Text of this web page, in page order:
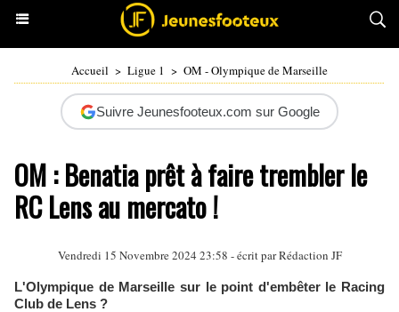
Accueil > Ligue 1 > OM - Olympique de Marseille
Suivre Jeunesfooteux.com sur Google
OM : Benatia prêt à faire trembler le
RC Lens au mercato !
Vendredi 15 Novembre 2024 23:58 - écrit par Rédaction JF
L'Olympique de Marseille sur le point d'embêter le Racing
Club de Lens ?